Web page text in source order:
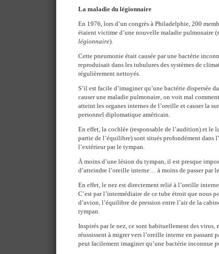
La maladie du légionnaire
En 1976, lors d’un congrès à Philadelphie, 200
étaient victime d’une nouvelle maladie pulmonaire
légionnaire).
Cette pneumonie était causée par une bactérie
reproduisait dans les tubulures des systèmes de
régulièrement nettoyés.
S’il est facile d’imaginer qu’une bactérie dispersée
causer une maladie pulmonaire, on voit mal
atteint les organes internes de l’oreille et causer la
personnel diplomatique américain.
En effet, la cochlée (responsable de l’audition) et le
partie de l’équilibre) sont situés profondément dans
l’extérieur par le tympan.
À moins d’une lésion du tympan, il est presque
d’atteindre l’oreille interne… à moins de passer par
En effet, le nez est directement relié à l’oreille
C’est par l’intermédiaire de ce tube étroit que nous
d’avion, l’équilibre de pression entre l’air de la
tympan.
Inspirés par le nez, ce sont habituellement des virus,
réussissent à migrer vers l’oreille interne en passant
peut facilement imaginer qu’une bactérie inconnue